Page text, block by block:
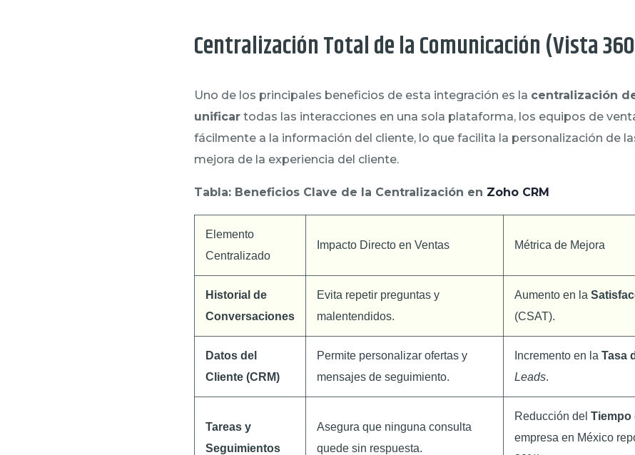
Centralización Total de la Comunicación (Vista
Uno de los principales beneficios de esta integración es la centralización
unificar todas las interacciones en una sola plataforma, los equipos de
fácilmente a la información del cliente, lo que facilita la personalización de
mejora de la experiencia del cliente.
Tabla: Beneficios Clave de la Centralización en Zoho CRM
Elemento
Centralizado
Impacto Directo en Ventas Métrica de Mejora
Historial de
Conversaciones
Evita repetir preguntas y
malentendidos.
Aumento en la
(CSAT).
Datos del
Cliente (CRM)
Permite personalizar ofertas y
mensajes de seguimiento.
Incremento en la Tasa
Leads.
Tareas y
Seguimientos
Asegura que ninguna consulta
quede sin respuesta.
Reducción del Tiempo
empresa en México